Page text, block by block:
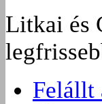
Litkai és
Felállt